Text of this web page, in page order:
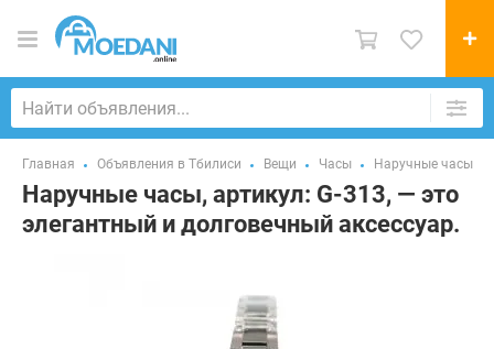
Главная Объявления в Тбилиси Вещи Часы Наручные часы
Наручные часы, артикул: G-313, — это
элегантный и долговечный аксессуар.